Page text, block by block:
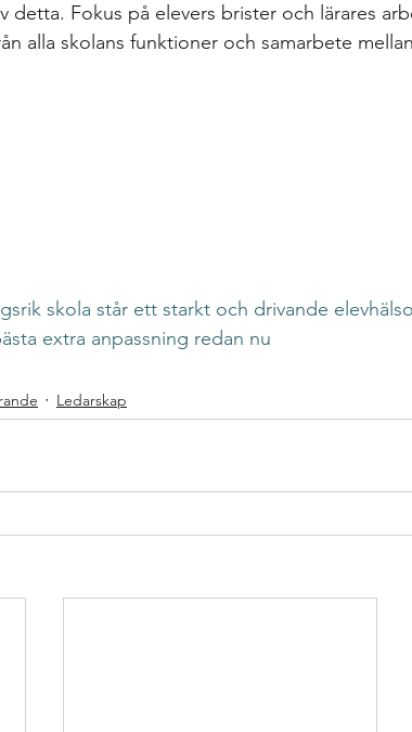
detta. Fokus på elevers brister och lärares
alla skolans funktioner och samarbete
skola står ett starkt och drivande
extra anpassning redan nu
Ledarskap